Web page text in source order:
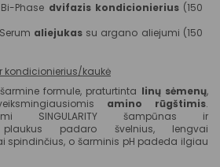
Bi-Phase dvifazis kondicionierius (150
aliejukassu argano aliejumi (150
kondicionierius/kaukė
formule, praturtinta linų sėmenų,
amino rūgštimis.
SINGULARITY šampūnas ir
plaukus padaro švelnius, lengvai
spindinčius, o šarminis pH padeda ilgiau